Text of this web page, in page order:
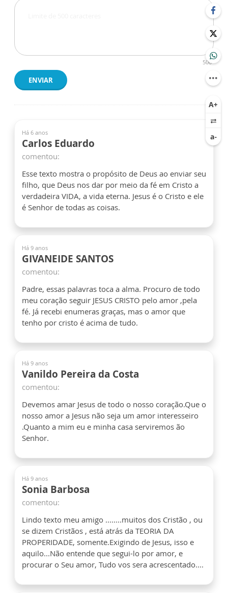
500
ENVIAR
Há 6 anos
Carlos Eduardo
comentou:
Esse texto mostra o propósito de Deus ao enviar seu
filho, que Deus nos dar por meio da fé em Cristo a
verdadeira VIDA, a vida eterna. Jesus é o Cristo e ele
é Senhor de todas as coisas.
Há 9 anos
GIVANEIDE SANTOS
comentou:
Padre, essas palavras toca a alma. Procuro de todo
meu coração seguir JESUS CRISTO pelo amor ,pela
fé. Já recebi enumeras graças, mas o amor que
tenho por cristo é acima de tudo.
Há 9 anos
Vanildo Pereira da Costa
comentou:
Devemos amar Jesus de todo o nosso coração.Que o
nosso amor a Jesus não seja um amor interesseiro
.Quanto a mim eu e minha casa serviremos ão
Senhor.
Há 9 anos
Sonia Barbosa
comentou:
Lindo texto meu amigo ........muitos dos Cristão , ou
se dizem Cristãos , está atrás da TEORIA DA
PROPERIDADE, somente.Exigindo de Jesus, isso e
aquilo...Não entende que segui-lo por amor, e
procurar o Seu amor, Tudo vos sera acrescentado....